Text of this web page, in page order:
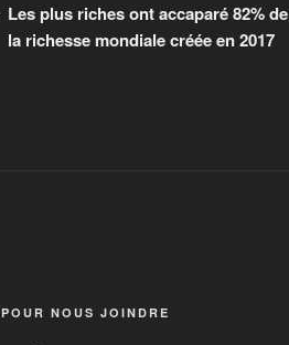
Les plus riches ont accaparé 82% de
la richesse mondiale créée en 2017
POUR NOUS JOINDRE